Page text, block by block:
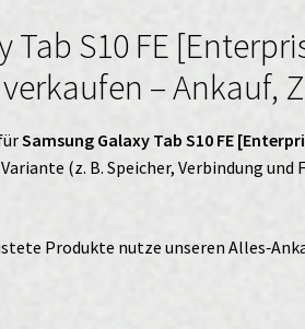
Tab S10 FE
– Ankauf,
Samsung Galaxy Tab S10 FE
(z. B. Speicher, Verbindung und
Produkte nutze unseren